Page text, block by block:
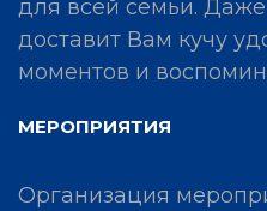
для всей семьи.
доставит Вам кучу
моментов и
МЕРОПРИЯТИЯ
Организация